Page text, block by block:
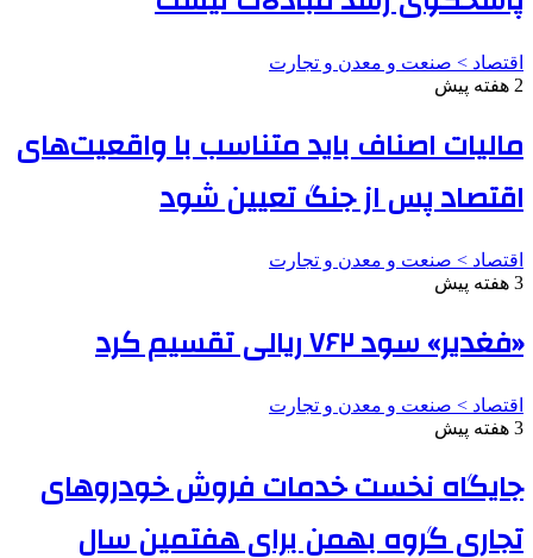
اقتصاد > صنعت و معدن و تجارت
2 هفته پیش
مالیات اصناف باید متناسب با واقعیت‌های
اقتصاد پس از جنگ تعیین شود
اقتصاد > صنعت و معدن و تجارت
3 هفته پیش
«فغدیر» سود ۷۶۲ ریالی تقسیم کرد
اقتصاد > صنعت و معدن و تجارت
3 هفته پیش
جایگاه نخست خدمات فروش خودروهای
تجاری گروه بهمن برای هفتمین سال